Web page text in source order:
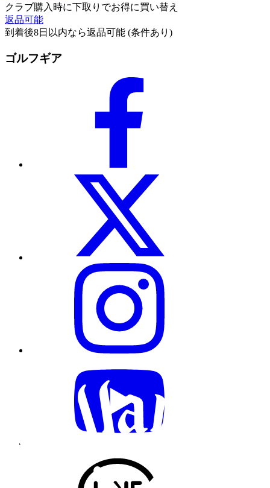
クラブ購入時に下取りでお得に買い替え
返品可能
到着後8日以内なら返品可能 (条件あり)
ゴルフギア